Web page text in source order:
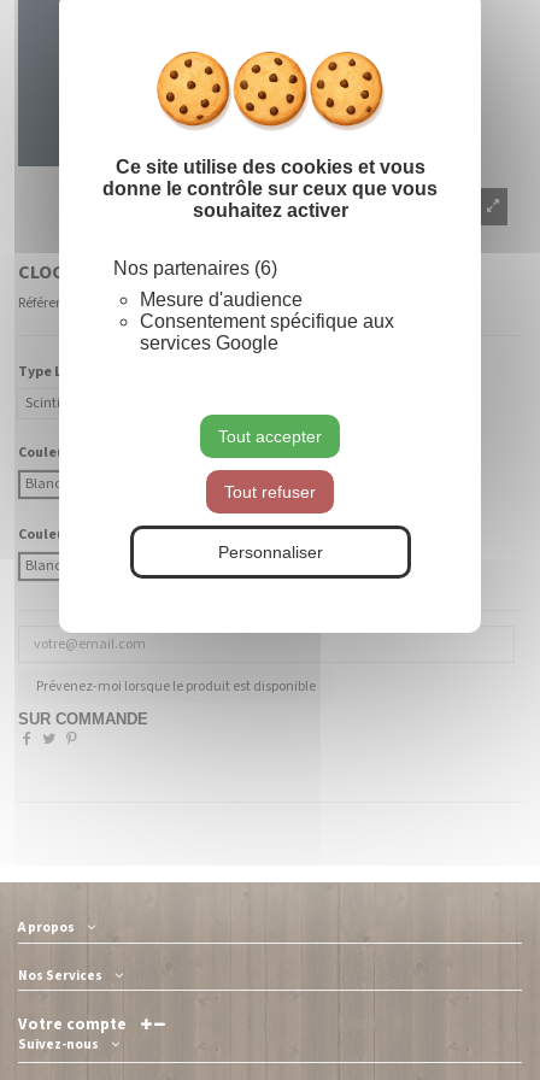
Ce site utilise des cookies et vous
donne le contrôle sur ceux que vous
souhaitez activer
Nos partenaires (6)
Mesure d'audience
Consentement spécifique aux
services Google
Tout accepter
Tout refuser
Personnaliser
CLOCHE 2D
Référence 900330 - CABF-BC
Type Lumière :
Scintillant
Couleur Lumière :
Blanc Chaud
Couleur Fibre :
Blanc
Coloré (à préciser)
Prévenez-moi lorsque le produit est disponible
SUR COMMANDE
A propos
Nos Services
Votre compte
Suivez-nous